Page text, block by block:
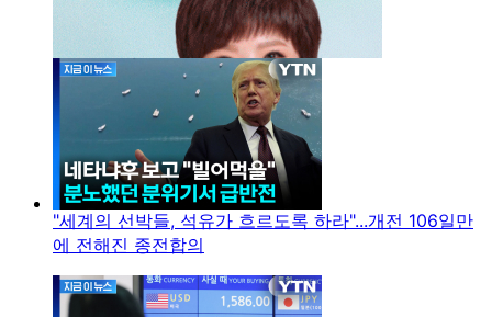
"세계의 선박들, 석유가 흐르도록 하라"...개전 106일만
에 전해진 종전합의